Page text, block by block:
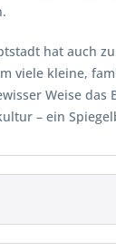
hat auch
viele kleine,
Weise
– ein